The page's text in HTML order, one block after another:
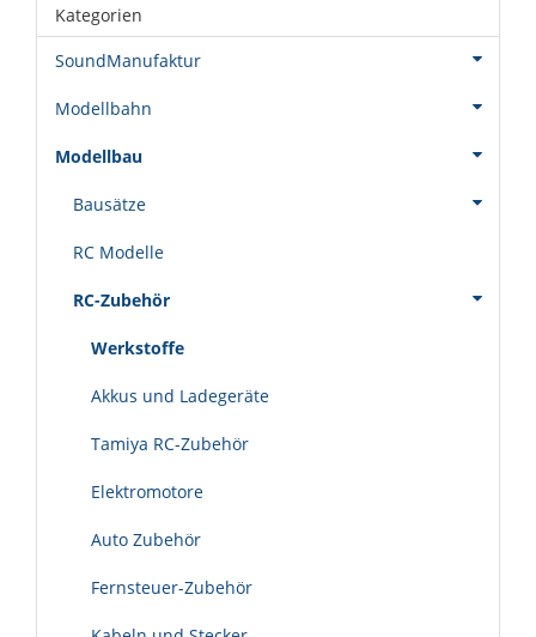
Kategorien
SoundManufaktur
Modellbahn
Modellbau
Bausätze
RC Modelle
RC-Zubehör
Werkstoffe
Akkus und Ladegeräte
Tamiya RC-Zubehör
Elektromotore
Auto Zubehör
Fernsteuer-Zubehör